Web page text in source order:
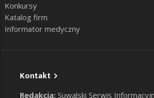
Konkursy
Katalog firm
Informator medyczny
Kontakt
Redakcja: Suwalski Serwis